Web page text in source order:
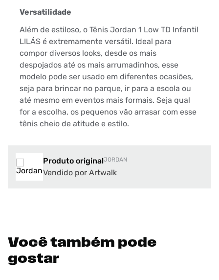
Versatilidade
Além de estiloso, o Tênis Jordan 1 Low TD Infantil
LILÁS é extremamente versátil. Ideal para
compor diversos looks, desde os mais
despojados até os mais arrumadinhos, esse
modelo pode ser usado em diferentes ocasiões,
seja para brincar no parque, ir para a escola ou
até mesmo em eventos mais formais. Seja qual
for a escolha, os pequenos vão arrasar com esse
tênis cheio de atitude e estilo.
Produto originalJORDAN
Vendido por Artwalk
Você também pode
gostar